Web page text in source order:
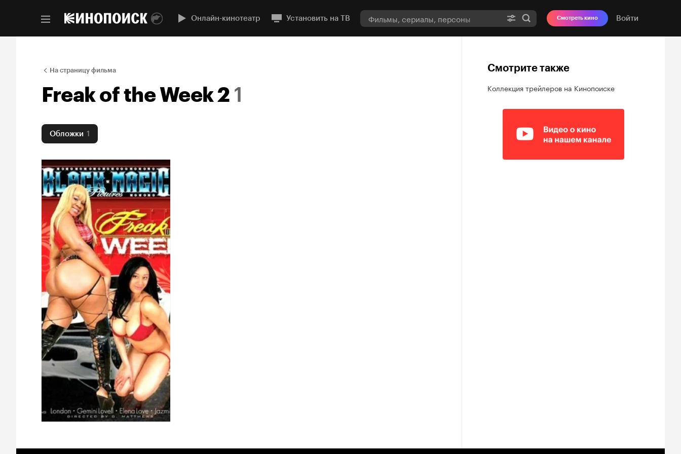
Онлайн-кинотеатр Установить на ТВ Смотреть кино Войти
На страницу фильма
Freak of the Week 2 1
Обложки 1
Смотрите также
Коллекция трейлеров на Кинопоиске